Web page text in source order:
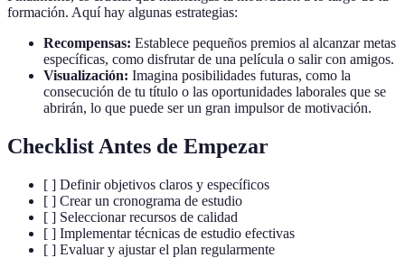
formación. Aquí hay algunas estrategias:
Recompensas: Establece pequeños premios al alcanzar metas
específicas, como disfrutar de una película o salir con amigos.
Visualización: Imagina posibilidades futuras, como la
consecución de tu título o las oportunidades laborales que se
abrirán, lo que puede ser un gran impulsor de motivación.
Checklist Antes de Empezar
[ ] Definir objetivos claros y específicos
[ ] Crear un cronograma de estudio
[ ] Seleccionar recursos de calidad
[ ] Implementar técnicas de estudio efectivas
[ ] Evaluar y ajustar el plan regularmente